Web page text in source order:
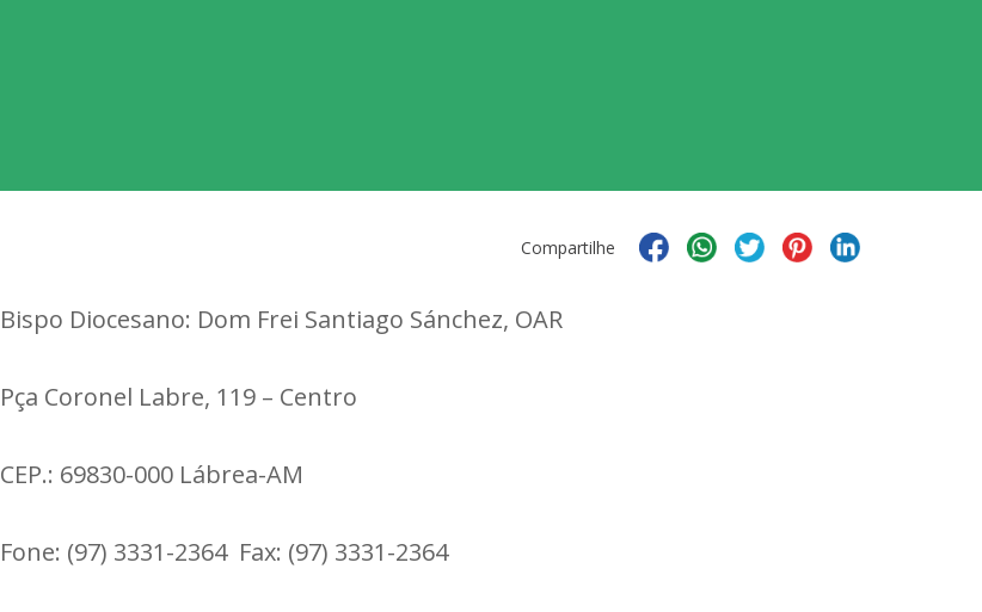
Compartilhe
Bispo Diocesano: Dom Frei Santiago Sánchez, OAR
Pça Coronel Labre, 119 – Centro
CEP.: 69830-000 Lábrea-AM
Fone: (97) 3331-2364 Fax: (97) 3331-2364